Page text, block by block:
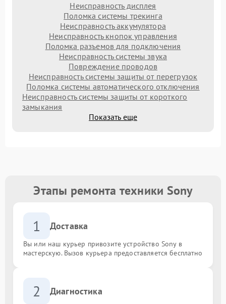
Неисправность дисплея
Поломка системы трекинга
Неисправность аккумулятора
Неисправность кнопок управления
Поломка разъемов для подключения
Неисправность системы звука
Повреждение проводов
Неисправность системы защиты от перегрузок
Поломка системы автоматического отключения
Неисправность системы защиты от короткого
замыкания
Показать еще
Этапы ремонта техники Sony
1 Доставка
Вы или наш курьер привозите устройство Sony в
мастерскую. Вызов курьера предоставляется бесплатно
2 Диагностика